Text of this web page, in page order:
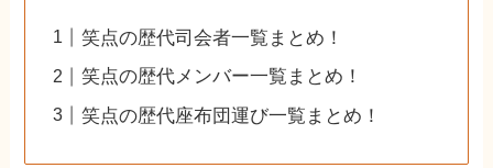
笑点の歴代司会者一覧まとめ！
笑点の歴代メンバー一覧まとめ！
笑点の歴代座布団運び一覧まとめ！